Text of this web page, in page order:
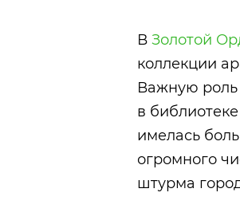
В Золотой
коллекции
Важную роль
в
имелась
огромного
штурма